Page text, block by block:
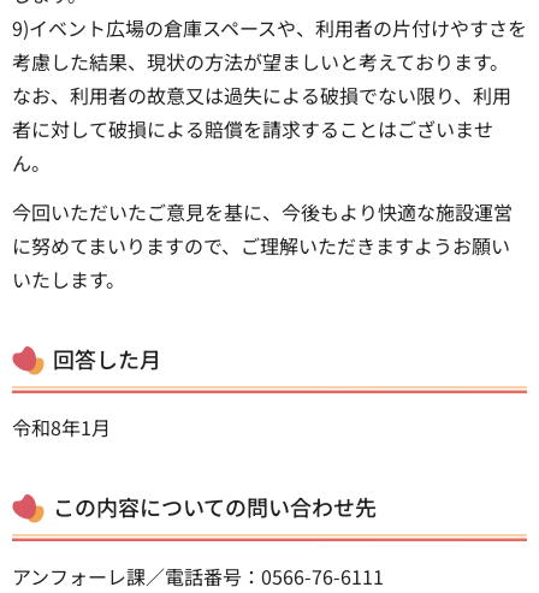
9)イベント広場の倉庫スペースや、利用者の片付けやすさを
考慮した結果、現状の方法が望ましいと考えております。
なお、利用者の故意又は過失による破損でない限り、利用
者に対して破損による賠償を請求することはございませ
ん。
今回いただいたご意見を基に、今後もより快適な施設運営
に努めてまいりますので、ご理解いただきますようお願い
いたします。
回答した月
令和8年1月
この内容についての問い合わせ先
アンフォーレ課／電話番号：0566-76-6111